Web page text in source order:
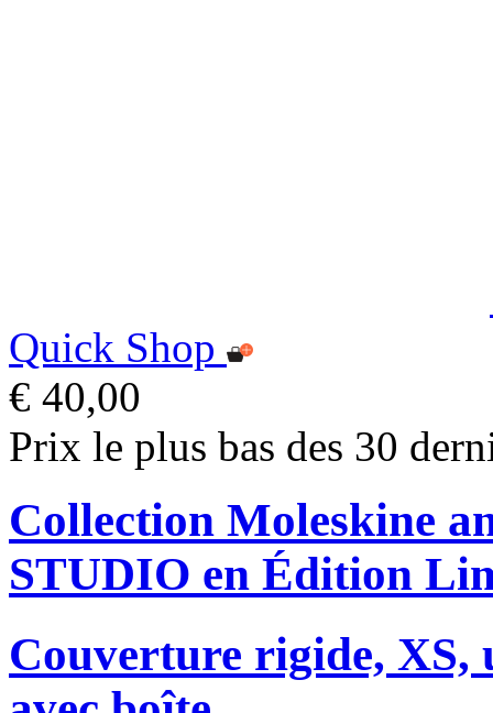
Quick Shop
€ 40,00
Prix le plus bas des 30
Collection Moleskine
STUDIO en Édition
Couverture rigide, XS,